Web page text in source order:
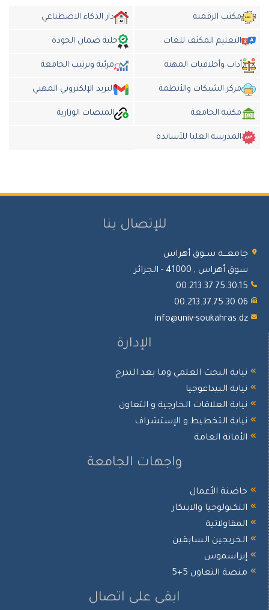
مكتب الرقمنة دار الذكاء الاضطناعي
التعليم المكثف للغات خلية ضمان الجودة
أداب وأخلاقيات المهنة مرئية وترتيب الجامعة
مركز الشبكات والأنظمة البريد الإلكتروني المهني
مكتبة الجامعة المنصات الوزارية
المدرسة العليا للأساتذة
للإتصال بنا
جامعـــة ســوق أهراس
سوق أهراس , 41000 - الجزائر
00.213.37.75.30.15
00.213.37.75.30.06
info@univ-soukahras.dz
الإدارة
نيابة البحث العلمي وما بعد التدرج
نيابة البيداغوجيا
نيابة العلاقات الخارجية و التعاون
نيابة التخطيط و الإستشراف
الأمانة العامة
واجهات الجامعة
حاضنة الأعمال
التكنولوجيا والابتكار
المقاولاتية
الخريجين السابقين
إيراسموس
منصة التعاون 5+5
ابقى على اتصال